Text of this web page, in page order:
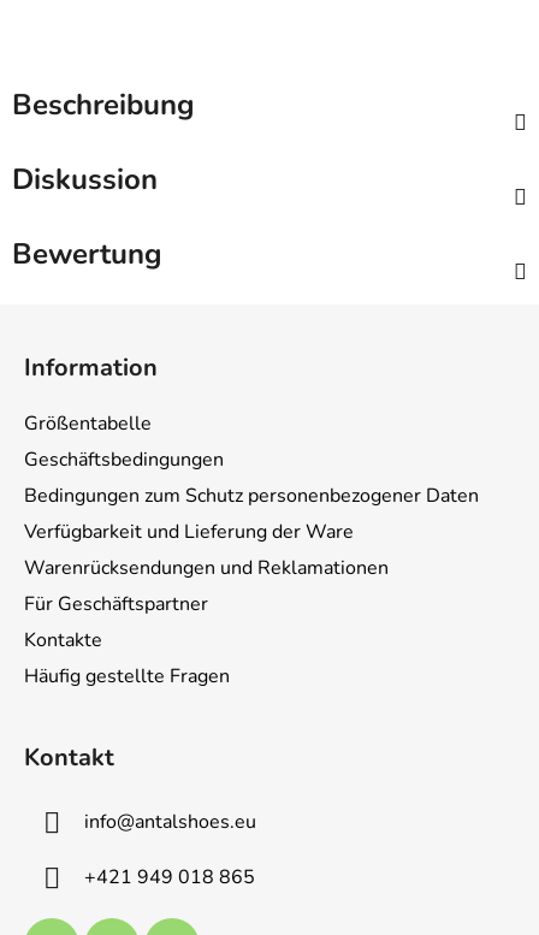
Beschreibung
Diskussion
Bewertung
Information
Größentabelle
Geschäftsbedingungen
Bedingungen zum Schutz personenbezogener Daten
Verfügbarkeit und Lieferung der Ware
Warenrücksendungen und Reklamationen
Für Geschäftspartner
Kontakte
Häufig gestellte Fragen
Kontakt
info@antalshoes.eu
+421 949 018 865